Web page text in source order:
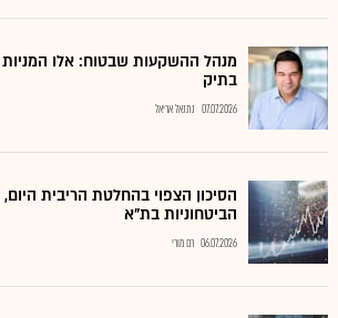
מנהל ההשקעות שבטוח: אלו
בתיק
07.07.2026 נתנאל אריאל
הסיכון הצפוי בהחלטת הריבית היום,
הביטחוניות בת"א
06.07.2026 רם מורי